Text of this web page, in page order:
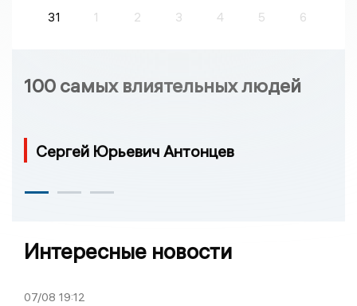
31
1 2 3 4 5 6
100 самых влиятельных людей
Сергей Юрьевич Антонцев
Интересные новости
07/08 19:12